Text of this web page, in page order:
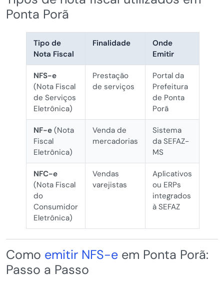
Ponta Porã
Tipo de
Nota Fiscal
Finalidade
Onde
Emitir
NFS-e
(Nota Fiscal
de Serviços
Eletrônica)
Prestação
de serviços
Portal da
Prefeitura
de Ponta
Porã
NF-e(Nota
Fiscal
Eletrônica)
Venda de
mercadorias
Sistema
da SEFAZ-
MS
NFC-e
(Nota Fiscal
do
Consumidor
Eletrônica)
Vendas
varejistas
Aplicativos
ou ERPs
integrados
à SEFAZ
Como emitir NFS-e em Ponta Porã:
Passo a Passo